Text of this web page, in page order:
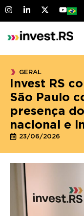
GERAL
Invest RS
São Paulo
presença
nacional e
23/06/2026